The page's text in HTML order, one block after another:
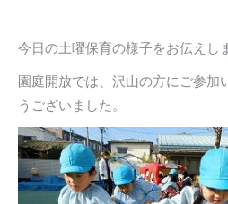
今日の土曜保育の様子をお伝えし
園庭開放では、沢山の方にご参加
うございました。